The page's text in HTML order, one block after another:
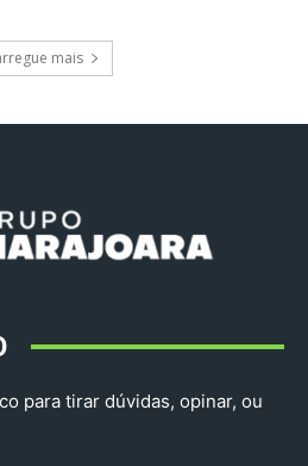
mais
para tirar dúvidas, opinar, ou